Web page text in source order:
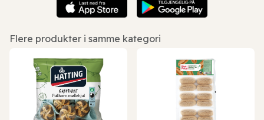
Flere produkter i samme kategori